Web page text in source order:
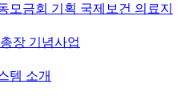
모금회 기획 국제보건 의료지
장 기념사업
템 소개